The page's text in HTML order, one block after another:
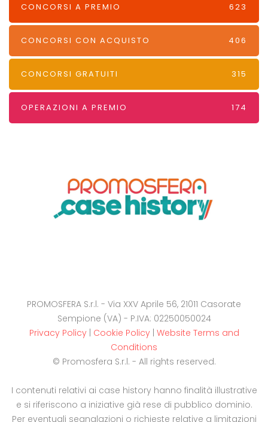
CONCORSI A PREMIO 623
CONCORSI CON ACQUISTO 406
CONCORSI GRATUITI 315
OPERAZIONI A PREMIO 174
PROMOSFERA S.r.l. - Via XXV Aprile 56, 21011 Casorate
Sempione (VA) - P.IVA: 02250050024
Privacy Policy| Cookie Policy| Website Terms and
Conditions
© Promosfera S.r.l. - All rights reserved.
I contenuti relativi ai case history hanno finalità illustrative
e si riferiscono a iniziative già rese di pubblico dominio.
Per eventuali segnalazioni o richieste relative a limitazioni